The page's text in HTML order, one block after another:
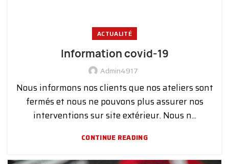
ACTUALITÉ
Information covid-19
Admin4917
Nous informons nos clients que nos ateliers sont
fermés et nous ne pouvons plus assurer nos
interventions sur site extérieur. Nous n...
CONTINUE READING